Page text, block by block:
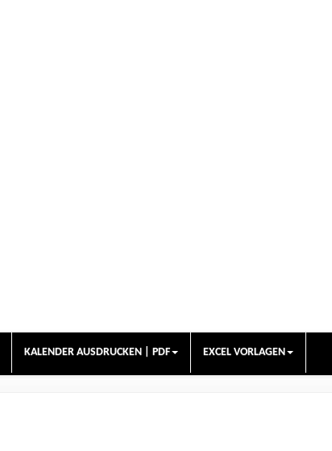
KALENDER AUSDRUCKEN | PDF EXCEL VORLAGEN